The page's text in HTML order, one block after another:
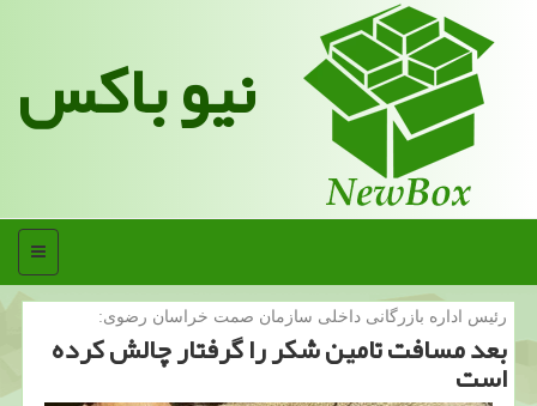
نیو باکس
منو
رئیس اداره بازرگانی داخلی سازمان صمت خراسان رضوی:
بعد مسافت تامین شكر را گرفتار چالش كرده
است